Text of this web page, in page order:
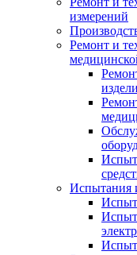
измерений
Ремонт и
Испытания